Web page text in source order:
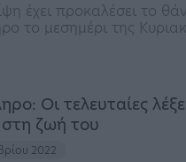
έχει προκαλέσει το
το μεσημέρι της
Οι τελευταίες
στη ζωή του
2022